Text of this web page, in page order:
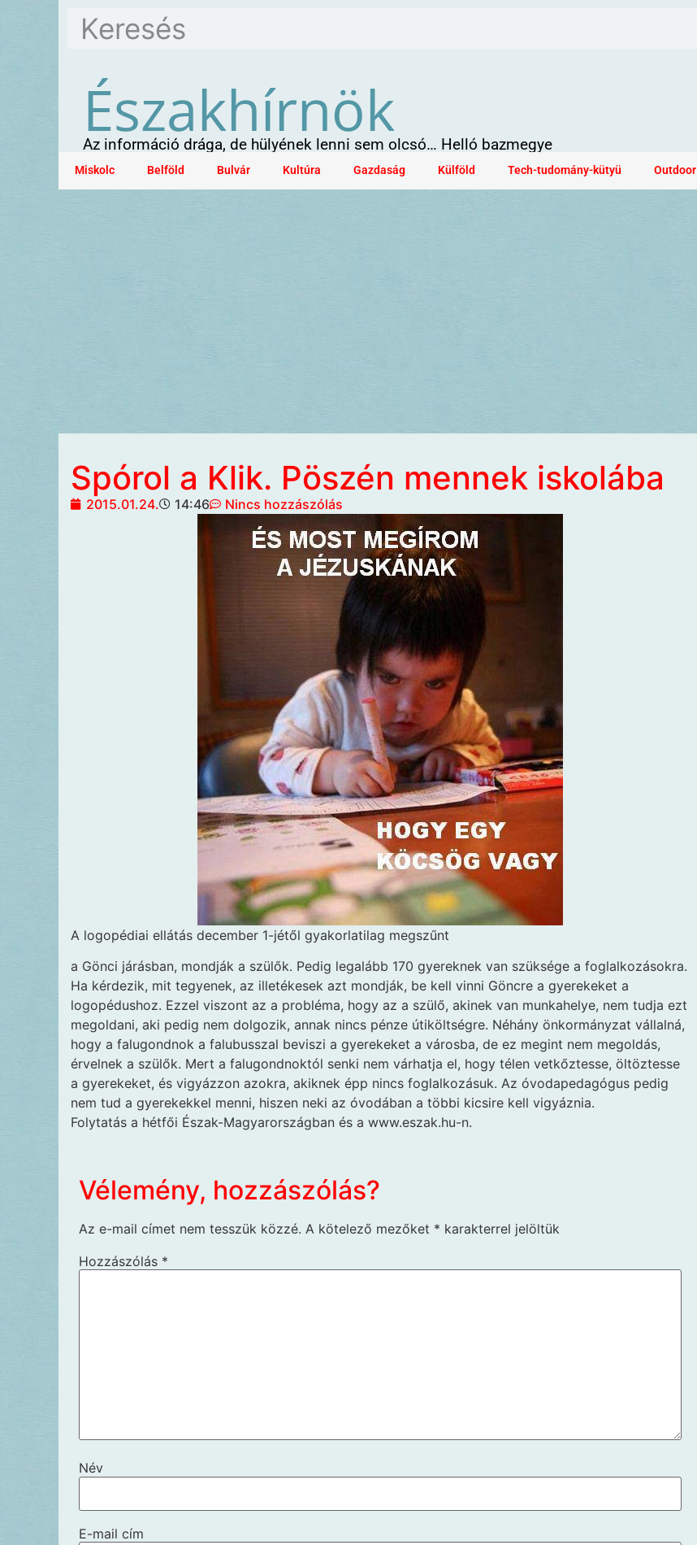
Északhírnök
Az információ drága, de hülyének lenni sem olcsó… Helló bazmegye
Miskolc Belföld Bulvár Kultúra Gazdaság Külföld Tech-tudomány-kütyü Outdoor
Spórol a Klik. Pöszén mennek iskolába
2015.01.24. 14:46 Nincs hozzászólás
A logopédiai ellátás december 1-jétől gyakorlatilag megszűnt
a Gönci járásban, mondják a szülők. Pedig legalább 170 gyereknek van szüksége a foglalkozásokra.
Ha kérdezik, mit tegyenek, az illetékesek azt mondják, be kell vinni Göncre a gyerekeket a
logopédushoz. Ezzel viszont az a probléma, hogy az a szülő, akinek van munkahelye, nem tudja ezt
megoldani, aki pedig nem dolgozik, annak nincs pénze útiköltségre. Néhány önkormányzat vállalná,
hogy a falugondnok a falubusszal beviszi a gyerekeket a városba, de ez megint nem megoldás,
érvelnek a szülők. Mert a falugondnoktól senki nem várhatja el, hogy télen vetkőztesse, öltöztesse
a gyerekeket, és vigyázzon azokra, akiknek épp nincs foglalkozásuk. Az óvodapedagógus pedig
nem tud a gyerekekkel menni, hiszen neki az óvodában a többi kicsire kell vigyáznia.
Folytatás a hétfői Észak-Magyarországban és a www.eszak.hu-n.
Vélemény, hozzászólás?
Az e-mail címet nem tesszük közzé. A kötelező mezőket * karakterrel jelöltük
Hozzászólás *
Név
E-mail cím